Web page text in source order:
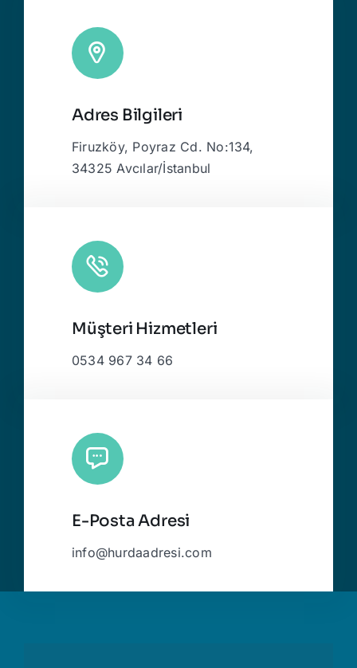
Adres Bilgileri
Firuzköy, Poyraz Cd. No:134,
34325 Avcılar/İstanbul
Müşteri Hizmetleri
0534 967 34 66
E-Posta Adresi
info@hurdaadresi.com